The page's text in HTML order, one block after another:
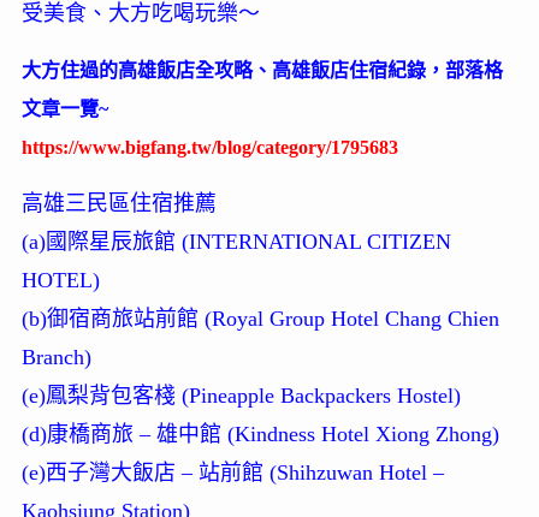
受美食、大方吃喝玩樂～
大方住過的高雄飯店全攻略、高雄飯店住宿紀錄，部落格
文章一覽~
https://www.bigfang.tw/blog/category/1795683
高雄三民區住宿推薦
(a)國際星辰旅館 (INTERNATIONAL CITIZEN
HOTEL)
(b)御宿商旅站前館 (Royal Group Hotel Chang Chien
Branch)
(e)鳳梨背包客棧 (Pineapple Backpackers Hostel)
(d)康橋商旅 – 雄中館 (Kindness Hotel Xiong Zhong)
(e)西子灣大飯店 – 站前館 (Shihzuwan Hotel –
Kaohsiung Station)